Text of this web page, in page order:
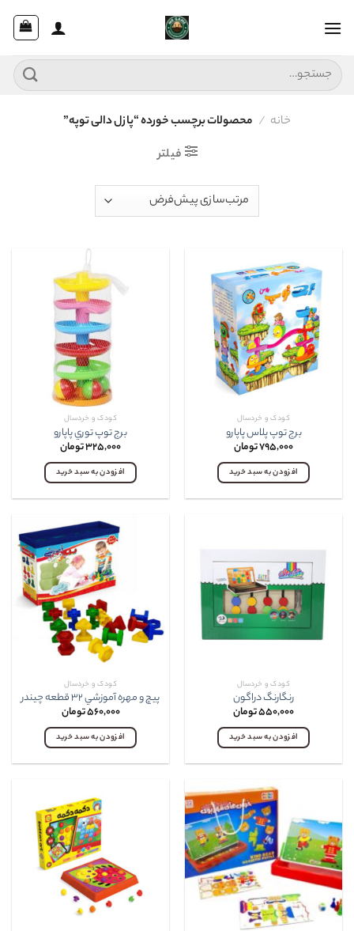
جستجو
برای:
خانه / محصولات برچسب خورده “پازل دالی توپه”
فیلتر
کودک و خردسال
برج توپ پلاس پاپارو
۷۹۵,۰۰۰تومان
افزودن به سبد خرید
کودک و خردسال
برج توپ توري پاپارو
۳۲۵,۰۰۰تومان
افزودن به سبد خرید
کودک و خردسال
رنگارنگ دراگون
۵۵۰,۰۰۰تومان
افزودن به سبد خرید
کودک و خردسال
پيچ و مهره آموزشي ۳۲ قطعه چيندر
۵۶۰,۰۰۰تومان
افزودن به سبد خرید